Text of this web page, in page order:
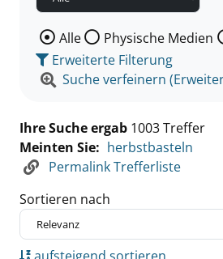
Wählen Sie die Medienart
Alle Physische Medien
Erweiterte Filterung
Suche verfeinern
Ihre Suche ergab 1003 Treffer
Meinten Sie: herbstbasteln
Permalink Trefferliste
Sortieren nach